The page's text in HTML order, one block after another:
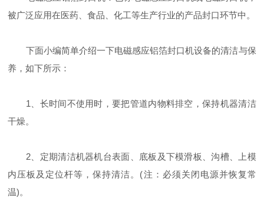
被广泛应用在医药、食品、化工等生产行业的产品封口环节中。
下面小编简单介绍一下电磁感应铝箔封口机设备的清洁与保
养，如下所示：
1、长时间不使用时，要把管道内物料排空，保持机器清洁
干燥。
2、定期清洁机器机台表面、底板及下模滑板、沟槽、上模
内压板及定位杆等，保持清洁。(注：必须关闭电源并恢复常
温)。